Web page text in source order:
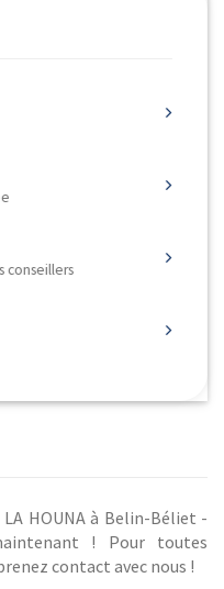
conseillers
HOUNA à Belin-Béliet -
! Pour toutes
contact avec nous !